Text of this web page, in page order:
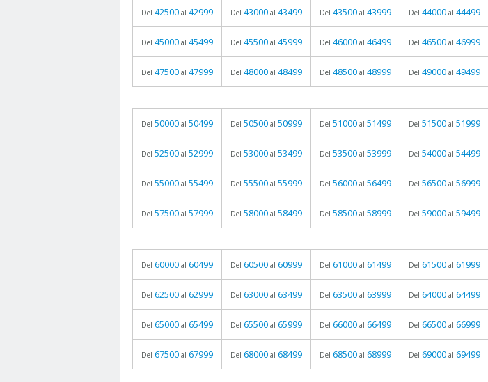
Del 42500 al 42999 Del 43000 al 43499 Del 43500 al 43999 Del 44000 al 44499
Del 45000 al 45499 Del 45500 al 45999 Del 46000 al 46499 Del 46500 al 46999
Del 47500 al 47999 Del 48000 al 48499 Del 48500 al 48999 Del 49000 al 49499
Del 50000 al 50499 Del 50500 al 50999 Del 51000 al 51499 Del 51500 al 51999
Del 52500 al 52999 Del 53000 al 53499 Del 53500 al 53999 Del 54000 al 54499
Del 55000 al 55499 Del 55500 al 55999 Del 56000 al 56499 Del 56500 al 56999
Del 57500 al 57999 Del 58000 al 58499 Del 58500 al 58999 Del 59000 al 59499
Del 60000 al 60499 Del 60500 al 60999 Del 61000 al 61499 Del 61500 al 61999
Del 62500 al 62999 Del 63000 al 63499 Del 63500 al 63999 Del 64000 al 64499
Del 65000 al 65499 Del 65500 al 65999 Del 66000 al 66499 Del 66500 al 66999
Del 67500 al 67999 Del 68000 al 68499 Del 68500 al 68999 Del 69000 al 69499